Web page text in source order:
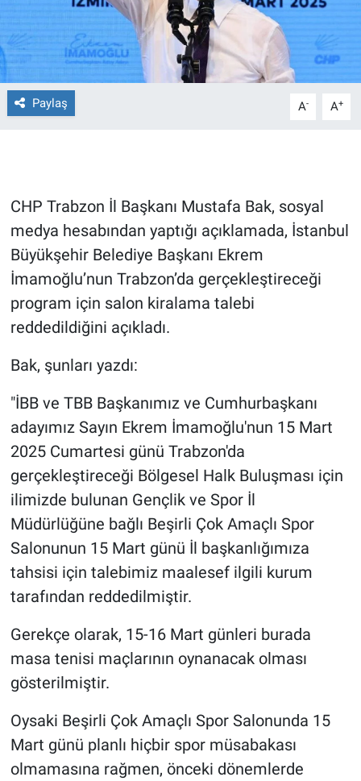
Paylaş A- A+
CHP Trabzon İl Başkanı Mustafa Bak, sosyal
medya hesabından yaptığı açıklamada, İstanbul
Büyükşehir Belediye Başkanı Ekrem
İmamoğlu’nun Trabzon’da gerçekleştireceği
program için salon kiralama talebi
reddedildiğini açıkladı.
Bak, şunları yazdı:
"İBB ve TBB Başkanımız ve Cumhurbaşkanı
adayımız Sayın Ekrem İmamoğlu'nun 15 Mart
2025 Cumartesi günü Trabzon'da
gerçekleştireceği Bölgesel Halk Buluşması için
ilimizde bulunan Gençlik ve Spor İl
Müdürlüğüne bağlı Beşirli Çok Amaçlı Spor
Salonunun 15 Mart günü İl başkanlığımıza
tahsisi için talebimiz maalesef ilgili kurum
tarafından reddedilmiştir.
Gerekçe olarak, 15-16 Mart günleri burada
masa tenisi maçlarının oynanacak olması
gösterilmiştir.
Oysaki Beşirli Çok Amaçlı Spor Salonunda 15
Mart günü planlı hiçbir spor müsabakası
olmamasına rağmen, önceki dönemlerde
Gerçeğin İzinde
Gün Başlıyor
Gün Bitiyor
Gündem Özel
Günün görüntüsü
Haber
İlan
Kimdir
Koronavirüs
Kültür Sanat
Ne demişti
Nedir
Popüler
Programlar
Sağlık
Spor
Teknoloji
Türkiye'nin Geleceği